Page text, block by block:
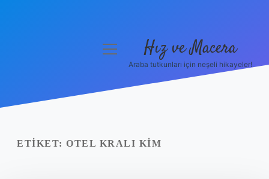
Yasal Uyarı
menüyü
Hız ve Macera
Araba tutkunları için neşeli hikayeler!
ETIKET: OTEL KRALI KIM